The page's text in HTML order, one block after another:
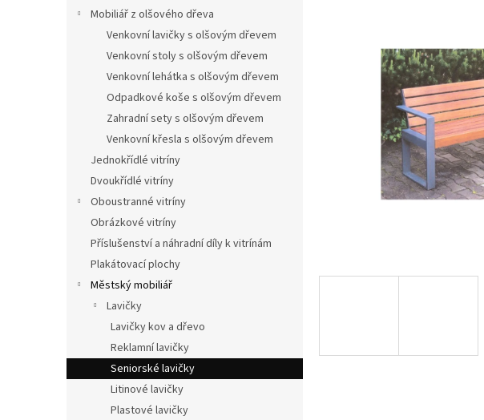
Mobiliář z olšového dřeva
Venkovní lavičky s olšovým dřevem
Venkovní stoly s olšovým dřevem
Venkovní lehátka s olšovým dřevem
Odpadkové koše s olšovým dřevem
Zahradní sety s olšovým dřevem
Venkovní křesla s olšovým dřevem
Jednokřídlé vitríny
Dvoukřídlé vitríny
Oboustranné vitríny
Obrázkové vitríny
Příslušenství a náhradní díly k vitrínám
Plakátovací plochy
Městský mobiliář
Lavičky
Lavičky kov a dřevo
Reklamní lavičky
Seniorské lavičky
Litinové lavičky
Plastové lavičky